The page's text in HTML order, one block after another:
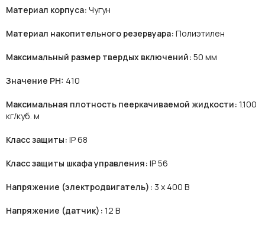
Материал корпуса: Чугун
Материал накопительного резервуара: Полиэтилен
Максимальный размер твердых включений: 50 мм
Значение PH: 410
Максимальная плотность пееркачиваемой жидкости: 1.100
кг/куб. м
Класс защиты: IP 68
Класс защиты шкафа управления: IP 56
Напряжение (электродвигатель): 3 х 400 В
Напряжение (датчик): 12 В